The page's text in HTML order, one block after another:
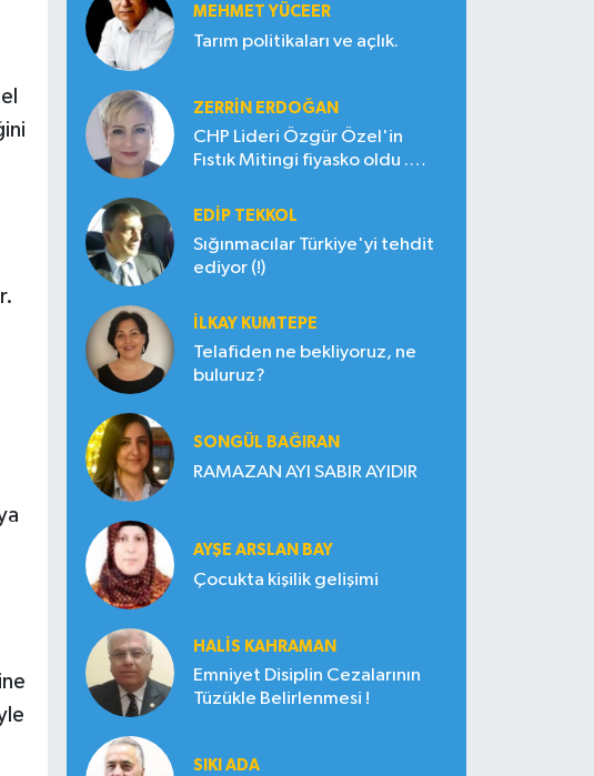
MEHMET YÜCEER
Tarım politikaları ve açlık.
ZERRIN ERDOĞAN
CHP Lideri Özgür Özel'in
Fıstık Mitingi fiyasko oldu .
EDIP TEKKOL
Sığınmacılar Türkiye'yi tehdit
ediyor (!)
İLKAY KUMTEPE
Telafiden ne bekliyoruz, ne
buluruz?
SONGÜL BAĞIRAN
RAMAZAN AYI SABIR AYIDIR
AYŞE ARSLAN BAY
Çocukta kişilik gelişimi
HALIS KAHRAMAN
Emniyet Disiplin Cezalarının
Tüzükle Belirlenmesi !
SIKI ADA